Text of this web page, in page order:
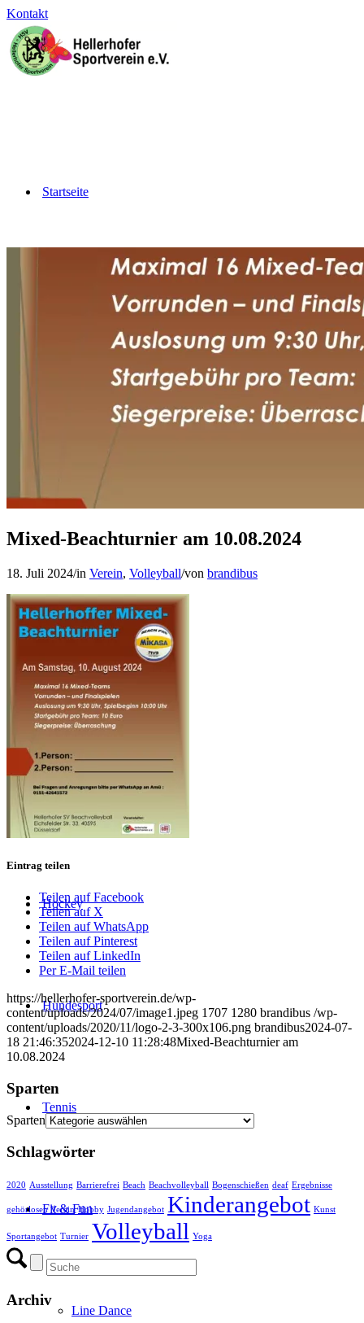
Kontakt
Startseite
Alle Sportarten im Überblick
News
Volleyball
Hockey
Hundesport
Tennis
Fit & Fun
Line Dance
Mixed-Beachturnier am 10.08.2024
18. Juli 2024/in Verein, Volleyball/von brandibus
Eintrag teilen
Teilen auf Facebook
Teilen auf X
Teilen auf WhatsApp
Teilen auf Pinterest
Teilen auf LinkedIn
Per E-Mail teilen
https://hellerhofer-sportverein.de/wp-
content/uploads/2024/07/image1.jpeg 1707 1280 brandibus /wp-
content/uploads/2020/11/logo-2-3-300x106.png brandibus2024-07-
18 21:46:352024-12-10 11:28:48Mixed-Beachturnier am
10.08.2024
Sparten
Sparten
Schlagwörter
2020 Ausstellung Barrierefrei Beach Beachvolleyball Bogenschießen deaf Ergebnisse
gehörlosen Verein Hobby Jugendangebot Kinderangebot Kunst
Sportangebot Turnier Volleyball Yoga
Archiv